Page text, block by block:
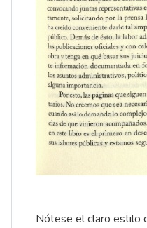
Nótese el claro estilo